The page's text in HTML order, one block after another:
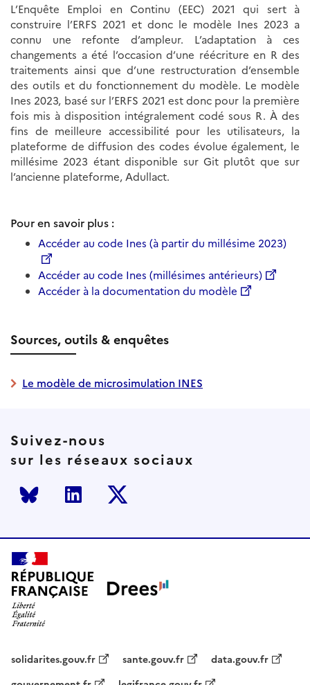
L’Enquête Emploi en Continu (EEC) 2021 qui sert à
construire l’ERFS 2021 et donc le modèle Ines 2023 a
connu une refonte d’ampleur. L’adaptation à ces
changements a été l’occasion d’une réécriture en R des
traitements ainsi que d’une restructuration d’ensemble
des outils et du fonctionnement du modèle. Le modèle
Ines 2023, basé sur l’ERFS 2021 est donc pour la première
fois mis à disposition intégralement codé sous R. À des
fins de meilleure accessibilité pour les utilisateurs, la
plateforme de diffusion des codes évolue également, le
millésime 2023 étant disponible sur Git plutôt que sur
l’ancienne plateforme, Adullact.
Pour en savoir plus :
Accéder au code Ines (à partir du millésime 2023)
Accéder au code Ines (millésimes antérieurs)
Accéder à la documentation du modèle
Sources, outils & enquêtes
Le modèle de microsimulation INES
Suivez-nous
sur les réseaux sociaux
Bluesky LinkedInTwitter
solidarites.gouv.fr sante.gouv.fr
data.gouv.fr